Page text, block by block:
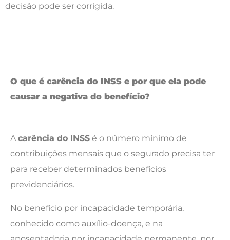
decisão pode ser corrigida.
O que é carência do INSS e por que ela pode
causar a negativa do benefício?
Acarência do INSS é o número mínimo de
contribuições mensais que o segurado precisa ter
para receber determinados benefícios
previdenciários.
No benefício por incapacidade temporária,
conhecido como auxílio-doença, e na